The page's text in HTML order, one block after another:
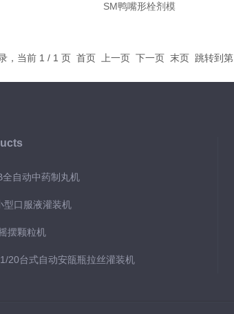
SM鸭嘴形栓剂模
，当前 1 / 1 页 首页 上一页 下一页 末页 跳转到第
全自动中药制丸机
型口服液灌装机
摆颗粒机
20台式自动安瓿瓶拉丝灌装机